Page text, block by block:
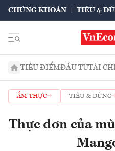
CHỨNG KHOÁN TIÊU &
TIÊU ĐIỂMĐẦU TƯTÀI
ẨM THỰC TIÊU & DÙNG
Thực đơn của